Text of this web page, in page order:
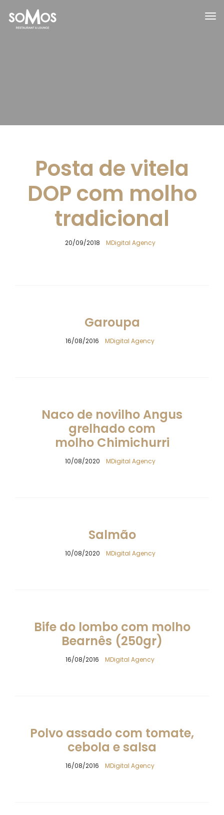
Posta de vitela
DOP com molho
tradicional
20/09/2018 MDigital Agency
Garoupa
16/08/2016 MDigital Agency
Naco de novilho Angus
grelhado com
molho Chimichurri
10/08/2020 MDigital Agency
Salmão
10/08/2020 MDigital Agency
Bife do lombo com molho
Bearnês (250gr)
16/08/2016 MDigital Agency
Polvo assado com tomate,
cebola e salsa
16/08/2016 MDigital Agency